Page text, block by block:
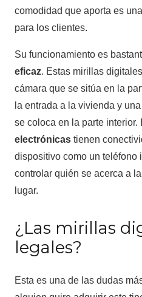
comodidad que aporta es
para los clientes.
Su funcionamiento es
eficaz. Estas mirillas
cámara que se sitúa en la
la entrada a la vivienda y
se coloca en la parte interior.
electrónicas tienen
dispositivo como un teléfono
controlar quién se acerca a
lugar.
¿Las mirillas
legales?
Esta es una de las dudas